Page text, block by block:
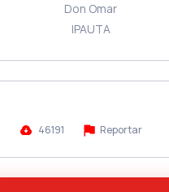
Don Omar
IPAUTA
46191 Reportar